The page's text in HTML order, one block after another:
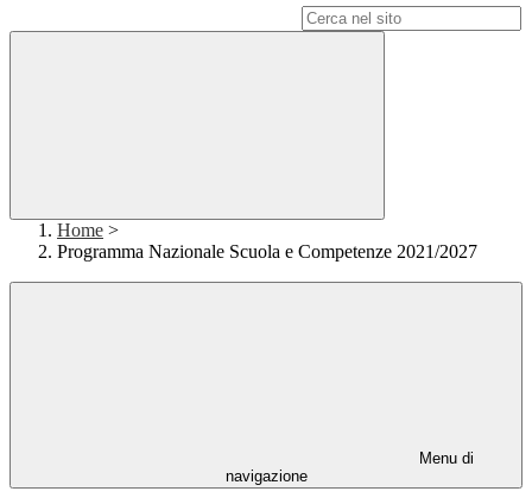
Home >
Programma Nazionale Scuola e Competenze 2021/2027
Menu di
navigazione